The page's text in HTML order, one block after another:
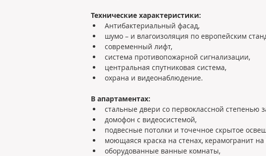
Технические характеристики:
Антибактериальный фасад,
шумо – и влагоизоляция по европейским
современный лифт,
система противопожарной сигнализации,
центральная спутниковая система,
охрана и видеонаблюдение.
В апартаментах:
стальные двери со первоклассной степенью
домофон с видеосистемой,
подвесные потолки и точечное скрытое
моющаяся краска на стенах, керамогранит на
оборудованные ванные комнаты,